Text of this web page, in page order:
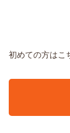
初めての方はこ